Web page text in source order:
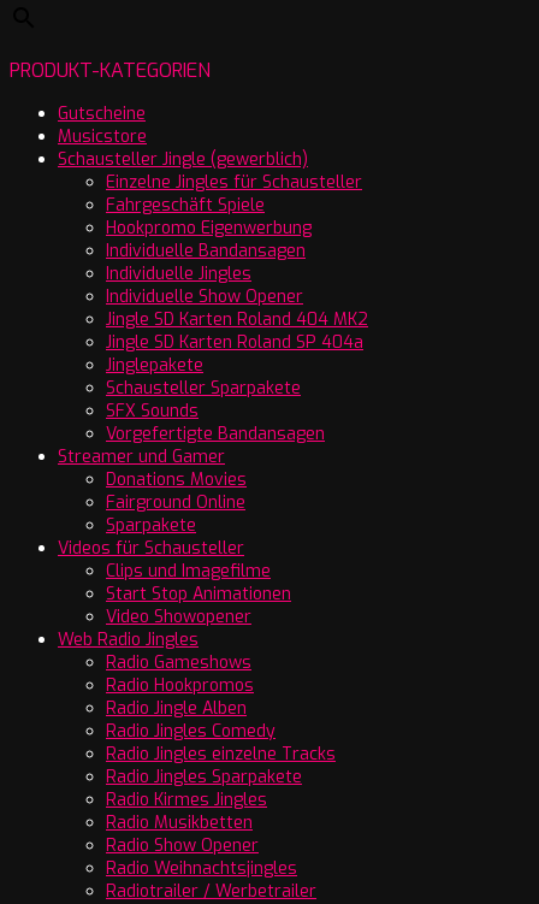
PRODUKT-KATEGORIEN
Gutscheine
Musicstore
Schausteller Jingle (gewerblich)
Einzelne Jingles für Schausteller
Fahrgeschäft Spiele
Hookpromo Eigenwerbung
Individuelle Bandansagen
Individuelle Jingles
Individuelle Show Opener
Jingle SD Karten Roland 404 MK2
Jingle SD Karten Roland SP 404a
Jinglepakete
Schausteller Sparpakete
SFX Sounds
Vorgefertigte Bandansagen
Streamer und Gamer
Donations Movies
Fairground Online
Sparpakete
Videos für Schausteller
Clips und Imagefilme
Start Stop Animationen
Video Showopener
Web Radio Jingles
Radio Gameshows
Radio Hookpromos
Radio Jingle Alben
Radio Jingles Comedy
Radio Jingles einzelne Tracks
Radio Jingles Sparpakete
Radio Kirmes Jingles
Radio Musikbetten
Radio Show Opener
Radio Weihnachtsjingles
Radiotrailer / Werbetrailer